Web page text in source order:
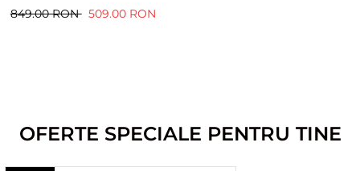
849.00 RON 509.00 RON
OFERTE SPECIALE PENTRU TINE